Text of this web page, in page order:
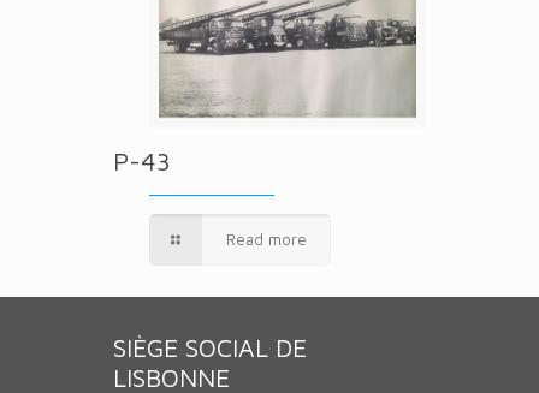
P-43
Read more
SIÈGE SOCIAL DE
LISBONNE